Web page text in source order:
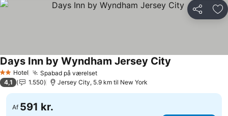
Del
2 Stjerner
Hotel Spabad på værelset
Days Inn by Wyndham Jersey City
4,1 1.550 Jersey City, 5.9 km til New York
Af 591 kr.